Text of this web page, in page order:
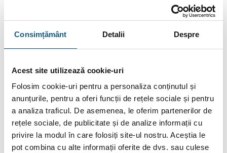
Consimțământ Detalii Despre
Acest site utilizează cookie-uri
Folosim cookie-uri pentru a personaliza conținutul și
anunțurile, pentru a oferi funcții de rețele sociale și pentru
a analiza traficul. De asemenea, le oferim partenerilor de
rețele sociale, de publicitate și de analize informații cu
privire la modul în care folosiți site-ul nostru. Aceștia le
pot combina cu alte informații oferite de dvs. sau culese
RECENZII (0)
FIȘIERE ATAȘATE
Robinet sertar cauciucat corp plat PN16 T-
1430
Robineții de închidere cu sertar cauciucat sunt utilizați ca vane